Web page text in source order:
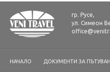
гр. Русе,
ул. Симеон
НАЧАЛО ДОКУМЕНТИ ЗА